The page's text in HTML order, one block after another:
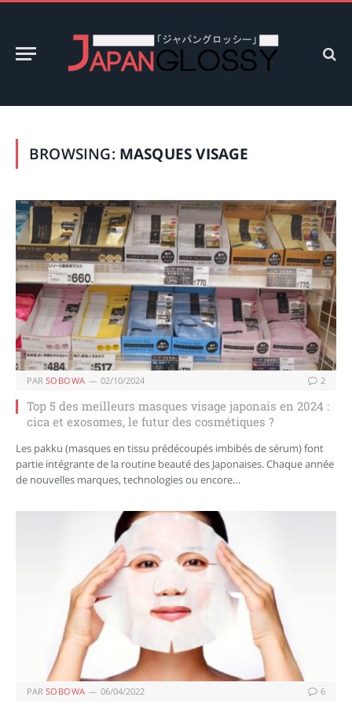
BROWSING: MASQUES VISAGE
PAR SOBOWA 02/10/2024 2
Top 5 des meilleurs masques visage japonais en 2024 :
cica et exosomes, le futur des cosmétiques ?
Les pakku (masques en tissu prédécoupés imbibés de sérum) font
partie intégrante de la routine beauté des Japonaises. Chaque année
de nouvelles marques, technologies ou encore…
PAR SOBOWA 06/04/2022 6